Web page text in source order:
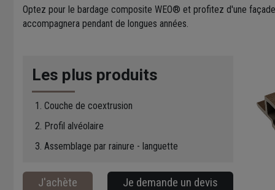
Optez pour le bardage composite WEO® et profitez d'une
accompagnera pendant de longues années.
Les plus produits
Couche de coextrusion
Profil alvéolaire
Assemblage par rainure - languette
J'achète Je demande un devis